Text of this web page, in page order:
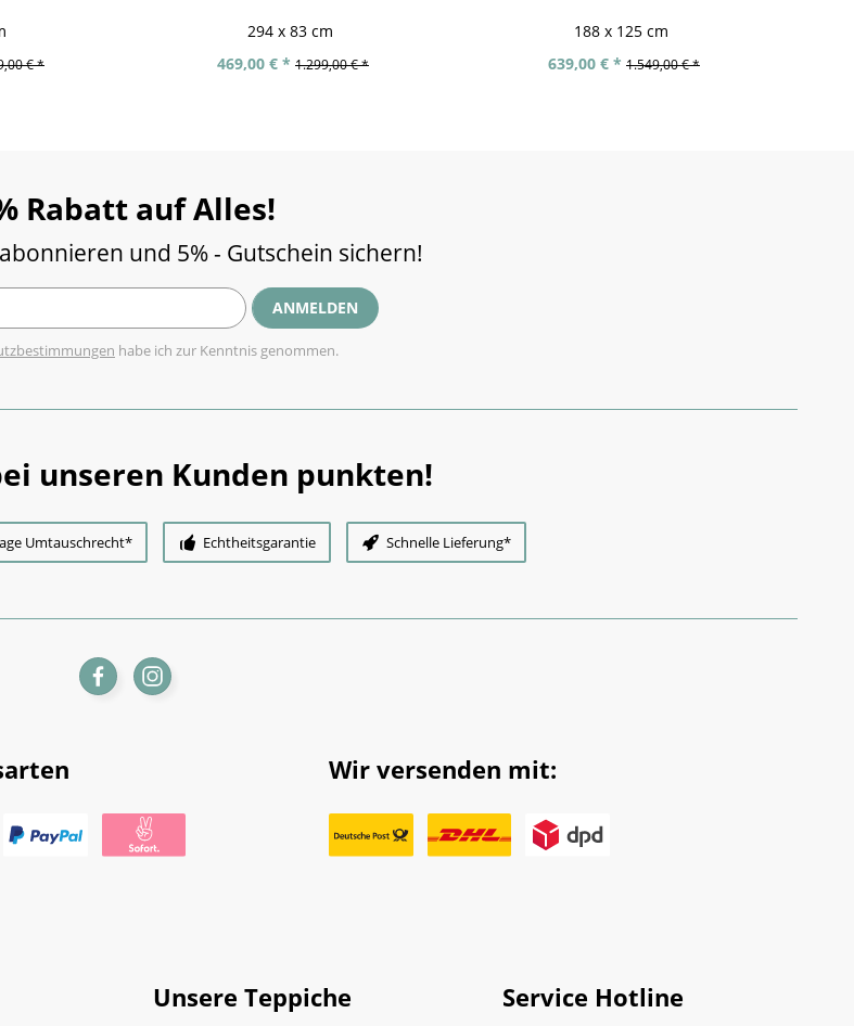
€ *
294 x 83 cm
469,00 € * 1.299,00 € *
188 x 125 cm
639,00 € * 1.549,00 € *
Rabatt auf Alles!
und 5% - Gutschein sichern!
ANMELDEN
habe ich zur Kenntnis genommen.
unseren Kunden punkten!
Umtauschrecht* Echtheitsgarantie Schnelle Lieferung*
Wir versenden mit:
Unsere Teppiche Service Hotline